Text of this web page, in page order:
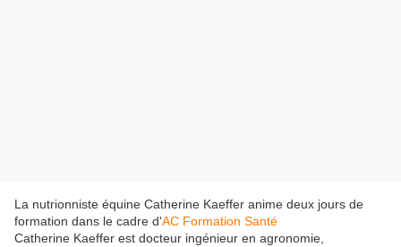
La nutrionniste équine Catherine Kaeffer anime deux jours de
formation dans le cadre d'AC Formation Santé
Catherine Kaeffer est docteur ingénieur en agronomie,